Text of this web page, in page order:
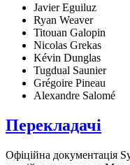
Javier Eguiluz
Ryan Weaver
Titouan Galopin
Nicolas Grekas
Kévin Dunglas
Tugdual Saunier
Grégoire Pineau
Alexandre Salomé
Перекладачі
Офіційна документація